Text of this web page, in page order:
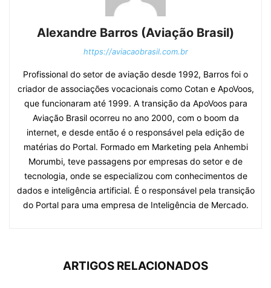
Alexandre Barros (Aviação Brasil)
https://aviacaobrasil.com.br
Profissional do setor de aviação desde 1992, Barros foi o
criador de associações vocacionais como Cotan e ApoVoos,
que funcionaram até 1999. A transição da ApoVoos para
Aviação Brasil ocorreu no ano 2000, com o boom da
internet, e desde então é o responsável pela edição de
matérias do Portal. Formado em Marketing pela Anhembi
Morumbi, teve passagens por empresas do setor e de
tecnologia, onde se especializou com conhecimentos de
dados e inteligência artificial. É o responsável pela transição
do Portal para uma empresa de Inteligência de Mercado.
ARTIGOS RELACIONADOS